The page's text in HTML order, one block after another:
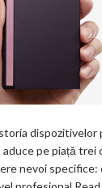
dispozitivelor
aduce pe piață
nevoi